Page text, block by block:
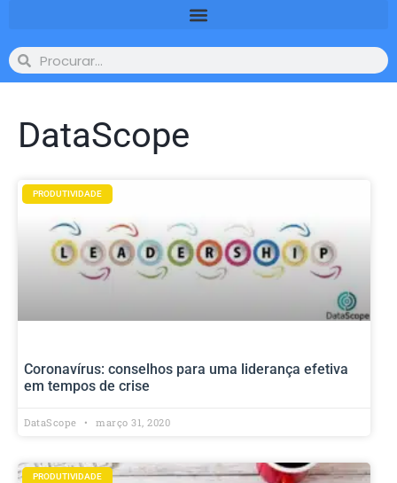
DataScope
PRODUTIVIDADE
Coronavírus: conselhos para uma liderança efetiva
em tempos de crise
DataScope março 31, 2020
PRODUTIVIDADE